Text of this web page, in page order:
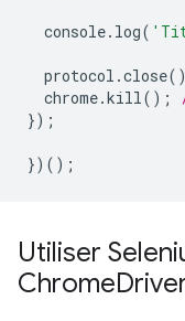
console. log(
protocol .close
chrome.kill();
});
})();
Utiliser
Chrome